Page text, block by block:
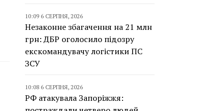
10:09 6 СЕРПНЯ, 2026
Незаконне збагачення на 21 млн
грн: ДБР оголосило підозру
екскомандувачу логістики ПС
ЗСУ
10:08 6 СЕРПНЯ, 2026
РФ атакувала Запоріжжя: